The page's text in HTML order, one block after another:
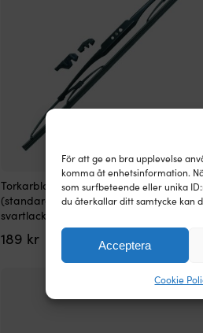
För att ge en bra upplevelse
komma åt enhetsinformation.
som surfbeteende eller unika
du återkallar ditt samtycke kan
Acceptera
Cookie
Torkarblad båt Roca Wiper Blade, för
(standard), passar W10, W12 & W38L,
svartlackerad, 508 mm (20″)
189 kr 4 I LAGER (FLER